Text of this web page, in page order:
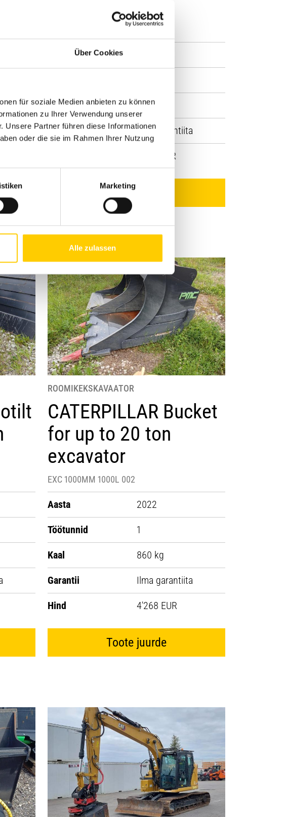
Über Cookies
für soziale Medien anbieten zu können
zu Ihrer Verwendung unserer
Unsere Partner führen diese Informationen
oder die sie im Rahmen Ihrer Nutzung
Marketing
Alle zulassen
excavator
Kaal 240 kg
Garantii Ilma garantiita
1'436 EUR
Toote juurde
ROOMIKEKSKAVAATOR
CATERPILLAR Bucket
for up to 20 ton
excavator
EXC 1000MM 1000L 002
Aasta 2022
Töötunnid 1
Kaal 860 kg
Garantii Ilma garantiita
Hind 4'268 EUR
Toote juurde